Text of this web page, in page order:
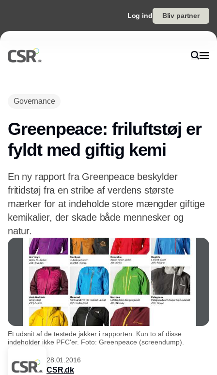
Log ind Bliv partner
Governance
Greenpeace: friluftstøj er
fyldt med giftig kemi
En ny rapport fra Greenpeace beskylder
fritidstøj fra en stribe af verdens største
mærker for at indeholde store mængder giftige
kemikalier, der skade både mennesker og
natur.
Et udsnit af de testede jakker i rapporten. Kun to af disse
indeholder ikke PFC'er. Foto: Greenpeace (screendump).
28.01.2016
CSR.dk